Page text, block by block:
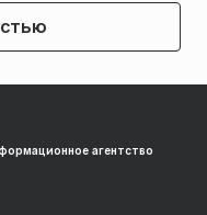
агентство